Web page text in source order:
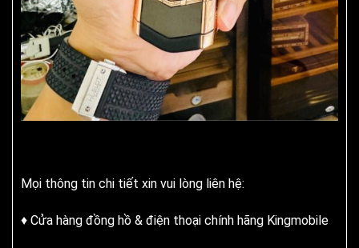
Mọi thông tin chi tiết xin vui lòng liên hệ:
♦ Cửa hàng đồng hồ & điện thoại chính hãng Kingmobile